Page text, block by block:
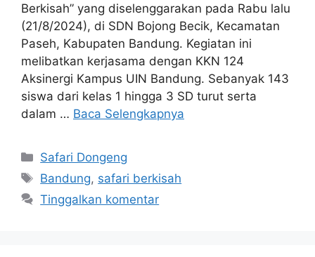
Berkisah” yang diselenggarakan pada Rabu lalu
(21/8/2024), di SDN Bojong Becik, Kecamatan
Paseh, Kabupaten Bandung. Kegiatan ini
melibatkan kerjasama dengan KKN 124
Aksinergi Kampus UIN Bandung. Sebanyak 143
siswa dari kelas 1 hingga 3 SD turut serta
dalam … Baca Selengkapnya
Safari Dongeng
Bandung, safari berkisah
Tinggalkan komentar